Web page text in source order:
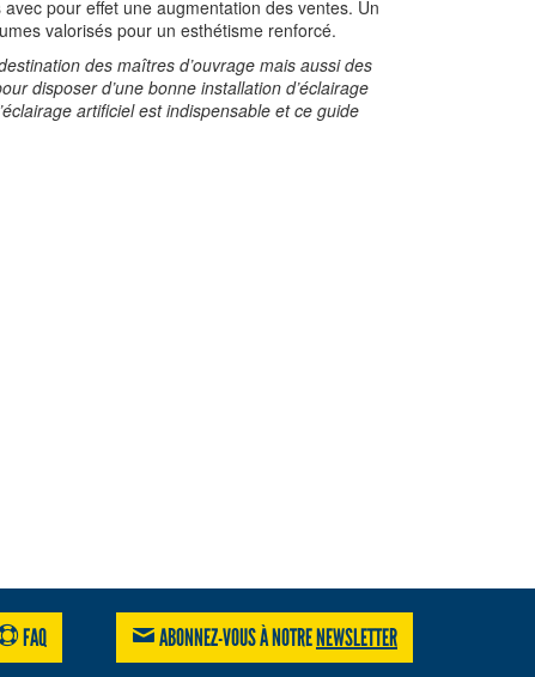
pour effet une augmentation des ventes. Un
valorisés pour un esthétisme renforcé.
des maîtres d’ouvrage mais aussi des
disposer d’une bonne installation d’éclairage
artificiel est indispensable et ce guide
FAQ ABONNEZ-VOUS À NOTRENEWSLETTER